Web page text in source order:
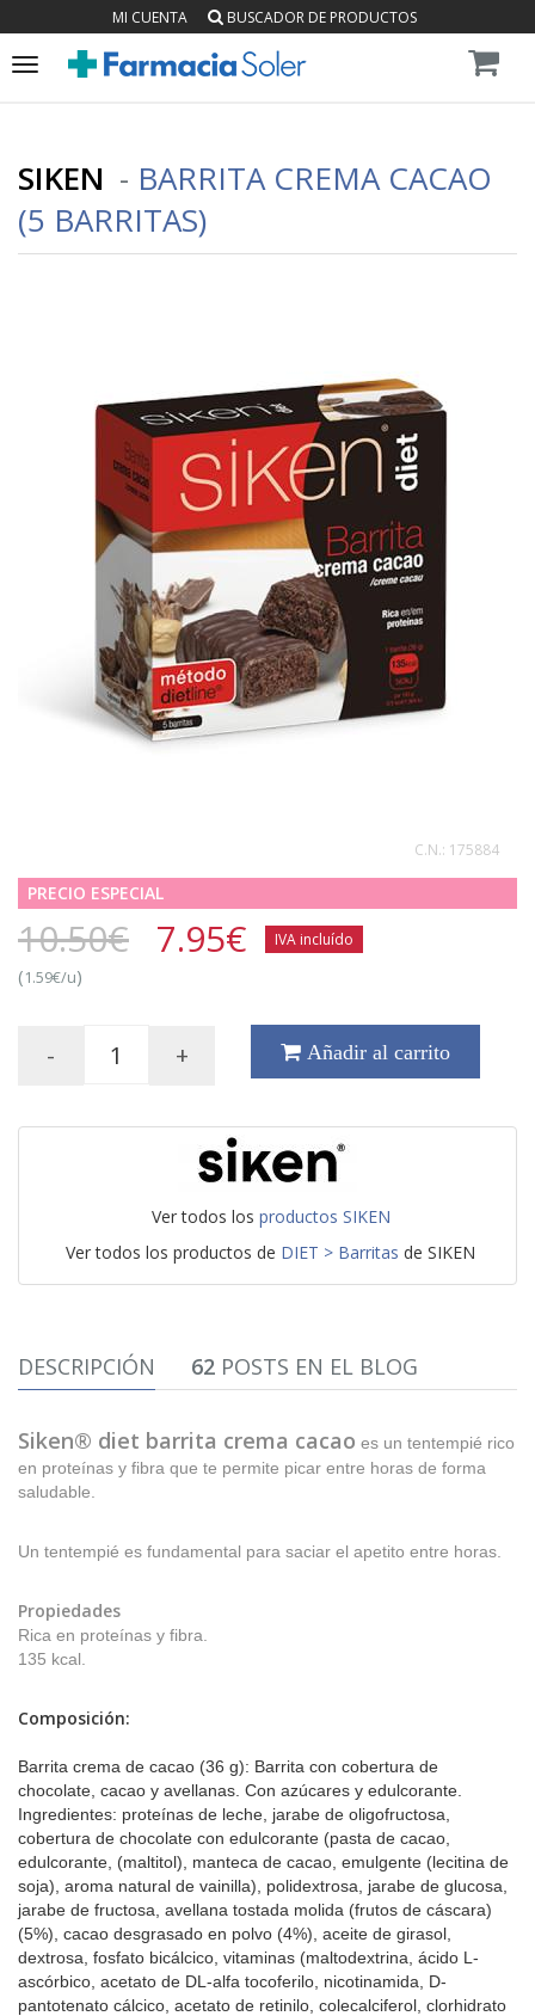
MI CUENTA BUSCADOR DE PRODUCTOS
Toggle
SIKEN - BARRITA CREMA CACAO
(5 BARRITAS)
C.N.: 175884
PRECIO ESPECIAL
10.50€ 7.95€ IVA incluído
(1.59€/u)
- + Añadir al carrito
Ver todos los productos SIKEN
Ver todos los productos de DIET > Barritas de SIKEN
DESCRIPCIÓN 62 POSTS EN EL BLOG
Siken® diet barrita crema cacao es un tentempié rico
en proteínas y fibra que te permite picar entre horas de forma
saludable.
Un tentempié es fundamental para saciar el apetito entre horas.
Propiedades
Rica en proteínas y fibra.
135 kcal.
Composición:
Barrita crema de cacao (36 g): Barrita con cobertura de
chocolate, cacao y avellanas. Con azúcares y edulcorante.
Ingredientes: proteínas de leche, jarabe de oligofructosa,
cobertura de chocolate con edulcorante (pasta de cacao,
edulcorante, (maltitol), manteca de cacao, emulgente (lecitina de
soja), aroma natural de vainilla), polidextrosa, jarabe de glucosa,
jarabe de fructosa, avellana tostada molida (frutos de cáscara)
(5%), cacao desgrasado en polvo (4%), aceite de girasol,
dextrosa, fosfato bicálcico, vitaminas (maltodextrina, ácido L-
ascórbico, acetato de DL-alfa tocoferilo, nicotinamida, D-
pantotenato cálcico, acetato de retinilo, colecalciferol, clorhidrato